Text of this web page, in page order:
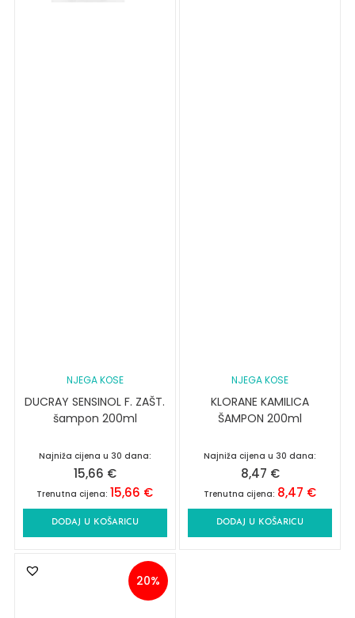
NJEGA KOSE
DUCRAY SENSINOL F. ZAŠT.
šampon 200ml
Najniža cijena u 30 dana:
15,66 €
Trenutna cijena: 15,66 €
DODAJ U KOŠARICU
NJEGA KOSE
KLORANE KAMILICA
ŠAMPON 200ml
Najniža cijena u 30 dana:
8,47 €
Trenutna cijena: 8,47 €
DODAJ U KOŠARICU
20%